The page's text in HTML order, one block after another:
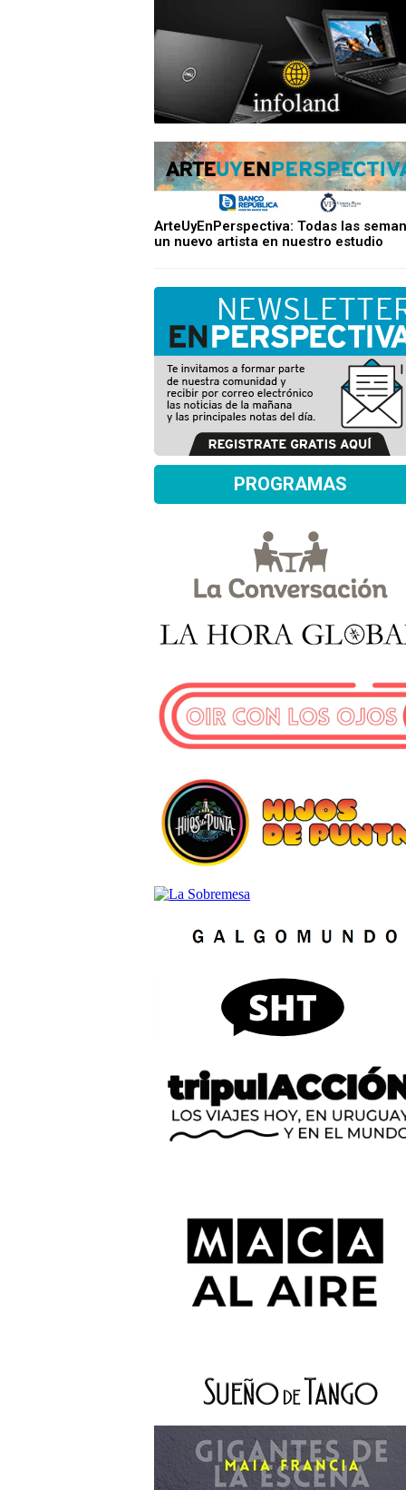
ArteUyEnPerspectiva: Todas las
un nuevo artista en nuestro estudio
PROGRAMAS